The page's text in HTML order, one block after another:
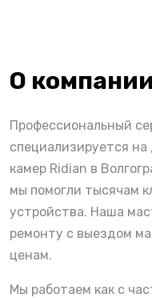
О компании
Профессиональный
специализируется
камер Ridian в
мы помогли тысячам
устройства. Наша
ремонту с выездом
ценам.
Мы работаем как с